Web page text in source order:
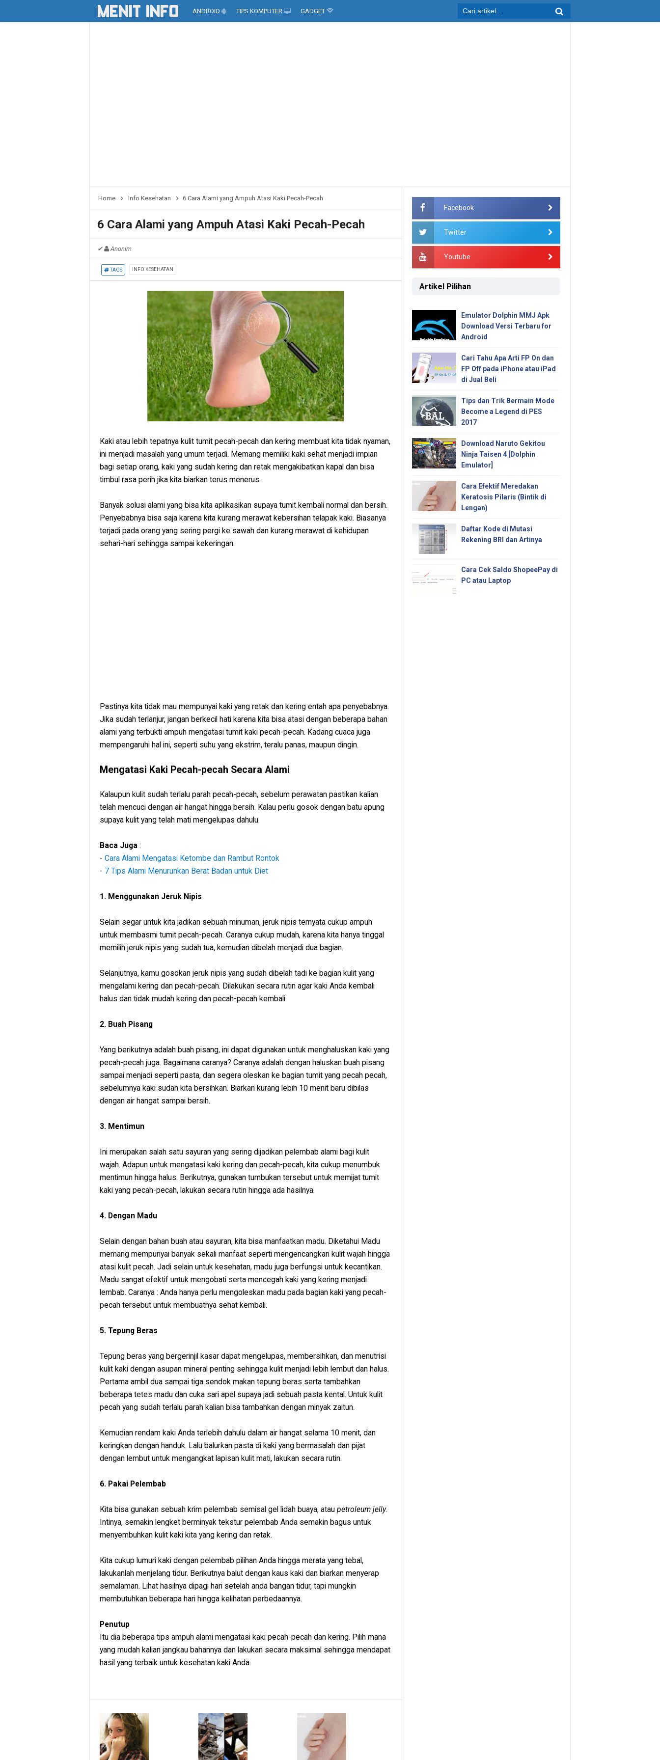
ANDROID TIPS KOMPUTER GADGET
Home Info Kesehatan 6 Cara Alami yang Ampuh Atasi Kaki Pecah-Pecah
6 Cara Alami yang Ampuh Atasi Kaki Pecah-Pecah
✔ Anonim
TAGS INFO KESEHATAN
Kaki atau lebih tepatnya kulit tumit pecah-pecah dan kering membuat kita tidak nyaman,
ini menjadi masalah yang umum terjadi. Memang memiliki kaki sehat menjadi impian
bagi setiap orang, kaki yang sudah kering dan retak mengakibatkan kapal dan bisa
timbul rasa perih jika kita biarkan terus menerus.
Banyak solusi alami yang bisa kita aplikasikan supaya tumit kembali normal dan bersih.
Penyebabnya bisa saja karena kita kurang merawat kebersihan telapak kaki. Biasanya
terjadi pada orang yang sering pergi ke sawah dan kurang merawat di kehidupan
sehari-hari sehingga sampai kekeringan.
Pastinya kita tidak mau mempunyai kaki yang retak dan kering entah apa penyebabnya.
Jika sudah terlanjur, jangan berkecil hati karena kita bisa atasi dengan beberapa bahan
alami yang terbukti ampuh mengatasi tumit kaki pecah-pecah. Kadang cuaca juga
mempengaruhi hal ini, seperti suhu yang ekstrim, teralu panas, maupun dingin.
Mengatasi Kaki Pecah-pecah Secara Alami
Kalaupun kulit sudah terlalu parah pecah-pecah, sebelum perawatan pastikan kalian
telah mencuci dengan air hangat hingga bersih. Kalau perlu gosok dengan batu apung
supaya kulit yang telah mati mengelupas dahulu.
Baca Juga :
- Cara Alami Mengatasi Ketombe dan Rambut Rontok
- 7 Tips Alami Menurunkan Berat Badan untuk Diet
1. Menggunakan Jeruk Nipis
Selain segar untuk kita jadikan sebuah minuman, jeruk nipis ternyata cukup ampuh
untuk membasmi tumit pecah-pecah. Caranya cukup mudah, karena kita hanya tinggal
memilih jeruk nipis yang sudah tua, kemudian dibelah menjadi dua bagian.
Selanjutnya, kamu gosokan jeruk nipis yang sudah dibelah tadi ke bagian kulit yang
mengalami kering dan pecah-pecah. Dilakukan secara rutin agar kaki Anda kembali
halus dan tidak mudah kering dan pecah-pecah kembali.
2. Buah Pisang
Yang berikutnya adalah buah pisang, ini dapat digunakan untuk menghaluskan kaki yang
pecah-pecah juga. Bagaimana caranya? Caranya adalah dengan haluskan buah pisang
sampai menjadi seperti pasta, dan segera oleskan ke bagian tumit yang pecah pecah,
sebelumnya kaki sudah kita bersihkan. Biarkan kurang lebih 10 menit baru dibilas
dengan air hangat sampai bersih.
3. Mentimun
Ini merupakan salah satu sayuran yang sering dijadikan pelembab alami bagi kulit
wajah. Adapun untuk mengatasi kaki kering dan pecah-pecah, kita cukup menumbuk
mentimun hingga halus. Berikutnya, gunakan tumbukan tersebut untuk memijat tumit
kaki yang pecah-pecah, lakukan secara rutin hingga ada hasilnya.
4. Dengan Madu
Selain dengan bahan buah atau sayuran, kita bisa manfaatkan madu. Diketahui Madu
memang mempunyai banyak sekali manfaat seperti mengencangkan kulit wajah hingga
atasi kulit pecah. Jadi selain untuk kesehatan, madu juga berfungsi untuk kecantikan.
Madu sangat efektif untuk mengobati serta mencegah kaki yang kering menjadi
lembab. Caranya : Anda hanya perlu mengoleskan madu pada bagian kaki yang pecah-
pecah tersebut untuk membuatnya sehat kembali.
5. Tepung Beras
Tepung beras yang bergerinjil kasar dapat mengelupas, membersihkan, dan menutrisi
kulit kaki dengan asupan mineral penting sehingga kulit menjadi lebih lembut dan halus.
Pertama ambil dua sampai tiga sendok makan tepung beras serta tambahkan
beberapa tetes madu dan cuka sari apel supaya jadi sebuah pasta kental. Untuk kulit
pecah yang sudah terlalu parah kalian bisa tambahkan dengan minyak zaitun.
Kemudian rendam kaki Anda terlebih dahulu dalam air hangat selama 10 menit, dan
keringkan dengan handuk. Lalu balurkan pasta di kaki yang bermasalah dan pijat
dengan lembut untuk mengangkat lapisan kulit mati, lakukan secara rutin.
6. Pakai Pelembab
Kita bisa gunakan sebuah krim pelembab semisal gel lidah buaya, atau petroleum jelly.
Intinya, semakin lengket berminyak tekstur pelembab Anda semakin bagus untuk
menyembuhkan kulit kaki kita yang kering dan retak.
Kita cukup lumuri kaki dengan pelembab pilihan Anda hingga merata yang tebal,
lakukanlah menjelang tidur. Berikutnya balut dengan kaus kaki dan biarkan menyerap
semalaman. Lihat hasilnya dipagi hari setelah anda bangan tidur, tapi mungkin
membutuhkan beberapa hari hingga kelihatan perbedaannya.
Penutup
Itu dia beberapa tips ampuh alami mengatasi kaki pecah-pecah dan kering. Pilih mana
yang mudah kalian jangkau bahannya dan lakukan secara maksimal sehingga mendapat
hasil yang terbaik untuk kesehatan kaki Anda.
Facebook
Twitter
Youtube
Artikel Pilihan
Emulator Dolphin MMJ Apk
Download Versi Terbaru for
Android
Cari Tahu Apa Arti FP On dan
FP Off pada iPhone atau iPad
di Jual Beli
Tips dan Trik Bermain Mode
Become a Legend di PES
2017
Download Naruto Gekitou
Ninja Taisen 4 [Dolphin
Emulator]
Cara Efektif Meredakan
Keratosis Pilaris (Bintik di
Lengan)
Daftar Kode di Mutasi
Rekening BRI dan Artinya
Cara Cek Saldo ShopeePay di
PC atau Laptop